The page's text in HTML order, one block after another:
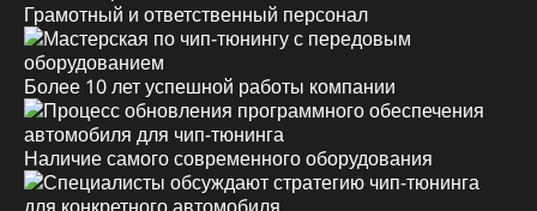
Грамотный и ответственный персонал
Более 10 лет успешной работы компании
Наличие самого современного оборудования